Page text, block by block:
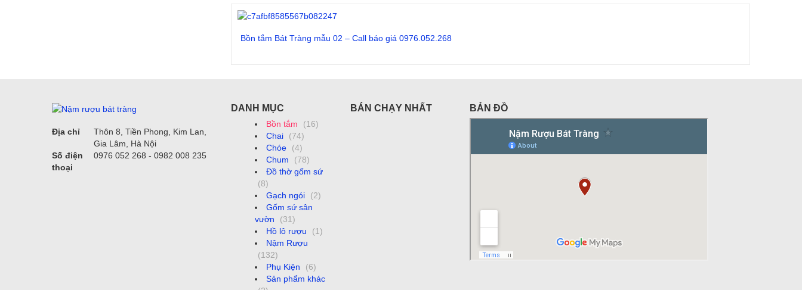
Bồn tắm Bát Tràng mẫu 02 – Call báo giá 0976.052.268
Địa chỉ
Thôn 8, Tiền Phong, Kim Lan,
Gia Lâm, Hà Nội
Số điện
thoại
0976 052 268 - 0982 008 235
DANH MỤC
Bồn tắm
(16)
Chai
(74)
Chóe
(4)
Chum
(78)
Đồ thờ gốm sứ
(8)
Gạch ngói
(2)
Gốm sứ sân
vườn
(31)
Hồ lô rượu
(1)
Nậm Rượu
(132)
Phụ Kiện
(6)
Sản phẩm khác
BÁN CHẠY NHẤT BẢN ĐỒ